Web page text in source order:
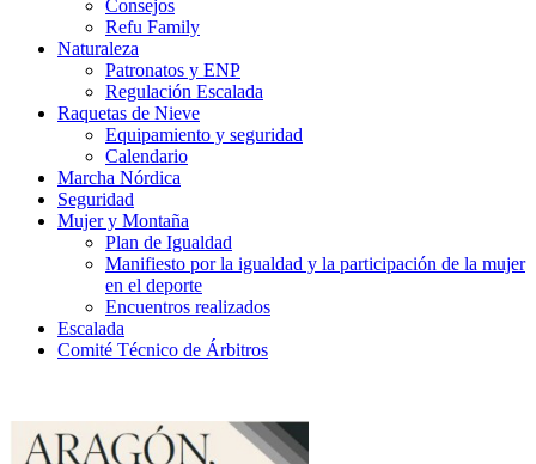
Consejos
Refu Family
Naturaleza
Patronatos y ENP
Regulación Escalada
Raquetas de Nieve
Equipamiento y seguridad
Calendario
Marcha Nórdica
Seguridad
Mujer y Montaña
Plan de Igualdad
Manifiesto por la igualdad y la participación de la mujer
en el deporte
Encuentros realizados
Escalada
Comité Técnico de Árbitros